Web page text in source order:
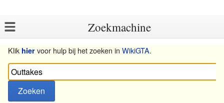
Zoekmachine
Klik hier voor hulp bij het zoeken in WikiGTA.